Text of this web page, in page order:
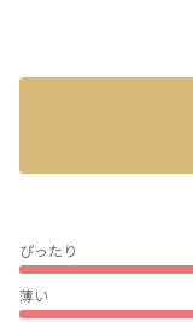
ぴったり
薄い